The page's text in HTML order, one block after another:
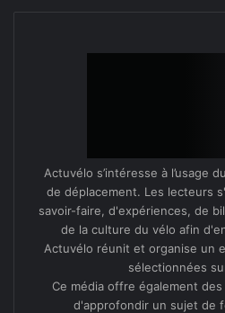
Simon : Lorsque nous avons
l’affaire Riv­o­li, cela s’est
twit­ter [#AlloMichel]. L’écho
parce que l’actualité était
d’août. Sur ce pro­jet, nous
Nous menons un véri­ta­ble
Actuvélo s’intéresse à l’usage
de déplacement. Les lecteurs
savoir-faire, d'expériences, de
de la culture du vélo afin
Actuvélo réunit et organise un
sélectionnées
Ce média offre également
d'approfondir un sujet de